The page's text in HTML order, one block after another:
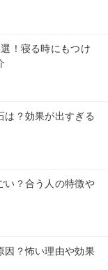
！寝る時にもつけ
は？効果が出すぎる
い？合う人の特徴や
因？怖い理由や効果